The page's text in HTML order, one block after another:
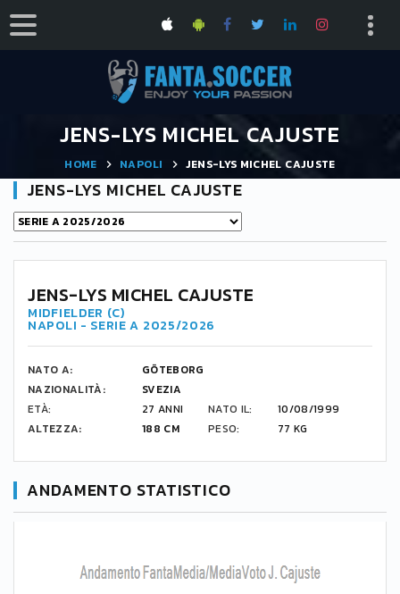
JENS-LYS MICHEL CAJUSTE
HOME NAPOLI JENS-LYS MICHEL CAJUSTE
JENS-LYS MICHEL CAJUSTE
JENS-LYS MICHEL CAJUSTE
MIDFIELDER (C)
NAPOLI - SERIE A 2025/2026
NATO A:
GÖTEBORG
NAZIONALITÀ:
SVEZIA
ETÀ:
27 ANNI NATO IL:
10/08/1999
ALTEZZA:
188 CM PESO: 77 KG
ANDAMENTO STATISTICO